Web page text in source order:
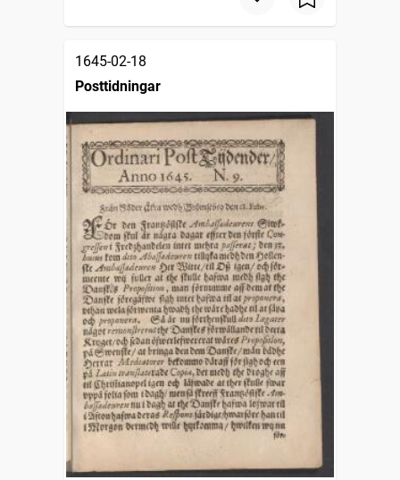
1645-02-18
Posttidningar